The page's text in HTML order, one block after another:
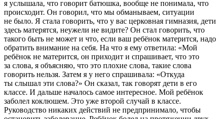
я услышала, что говорит батюшка, вообще не понимала, что
происходит. Он говорил, что мы обманываем, ситуации
не было. Я стала говорить, что у вас церковная гимназия, дети
здесь матерятся, неужели не видите? Он стал говорить, что
такого быть не может и что, если ваш ребёнок матерится, надо
обратить внимание на себя. На что я ему ответила: «Мой
ребёнок не матерится, он приходит и спрашивает, что это
за слова, я объясняю, что это плохие слова, такие слова
говорить нельзя. Затем я у него спрашивала: «Откуда
ты слышал эти слова?» Он сказал, так говорят дети в его
классе. И дальше началось самое интересное. Мой ребёнок
заболел коклюшем. Это уже второй случай в классе.
Руководство никаких действий не предпринимало, чтобы